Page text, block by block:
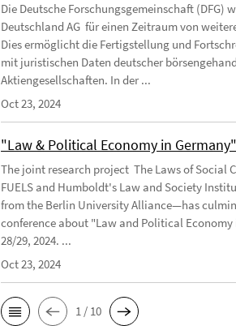
Die Deutsche Forschungsgemeinschaft (DFG)
Deutschland AG für einen Zeitraum von
Dies ermöglicht die Fertigstellung und
mit juristischen Daten deutscher
Aktiengesellschaften. In der ...
Oct 23, 2024
"Law & Political Economy in
The joint research project The Laws of Social
FUELS and Humboldt's Law and Society
from the Berlin University Alliance—has
conference about "Law and Political Economy
28/29, 2024. ...
Oct 23, 2024
1 / 10